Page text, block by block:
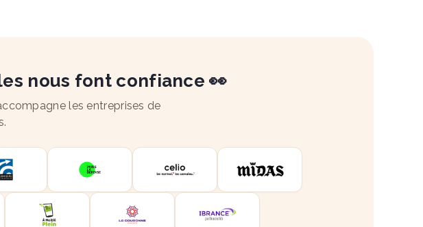
nous font confiance 👀
les entreprises de